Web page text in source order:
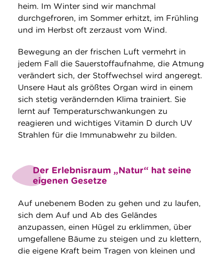
heim. Im Winter sind wir manchmal
durchgefroren, im Sommer erhitzt, im Frühling
und im Herbst oft zerzaust vom Wind.
Bewegung an der frischen Luft vermehrt in
jedem Fall die Sauerstoffaufnahme, die Atmung
verändert sich, der Stoffwechsel wird angeregt.
Unsere Haut als größtes Organ wird in einem
sich stetig verändernden Klima trainiert. Sie
lernt auf Temperaturschwankungen zu
reagieren und wichtiges Vitamin D durch UV
Strahlen für die Immunabwehr zu bilden.
Der Erlebnisraum „Natur“ hat seine
eigenen Gesetze
Auf unebenem Boden zu gehen und zu laufen,
sich dem Auf und Ab des Geländes
anzupassen, einen Hügel zu erklimmen, über
umgefallene Bäume zu steigen und zu klettern,
die eigene Kraft beim Tragen von kleinen und